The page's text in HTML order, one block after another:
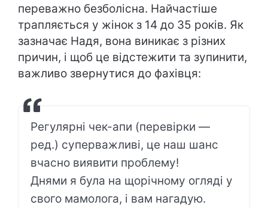
переважно безболісна. Найчастіше
трапляється у жінок з 14 до 35 років. Як
зазначає Надя, вона виникає з різних
причин, і щоб це відстежити та зупинити,
важливо звернутися до фахівця:
Регулярні чек-апи (перевірки —
ред.) суперважливі, це наш шанс
вчасно виявити проблему!
Днями я була на щорічному огляді у
свого мамолога, і вам нагадую.